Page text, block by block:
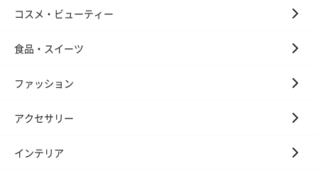
スイーツを同梱してお届けいたします。ギフトへの＋αにおすすめ
コスメ・ビューティー
食品・スイーツ
ファッション
アクセサリー
インテリア